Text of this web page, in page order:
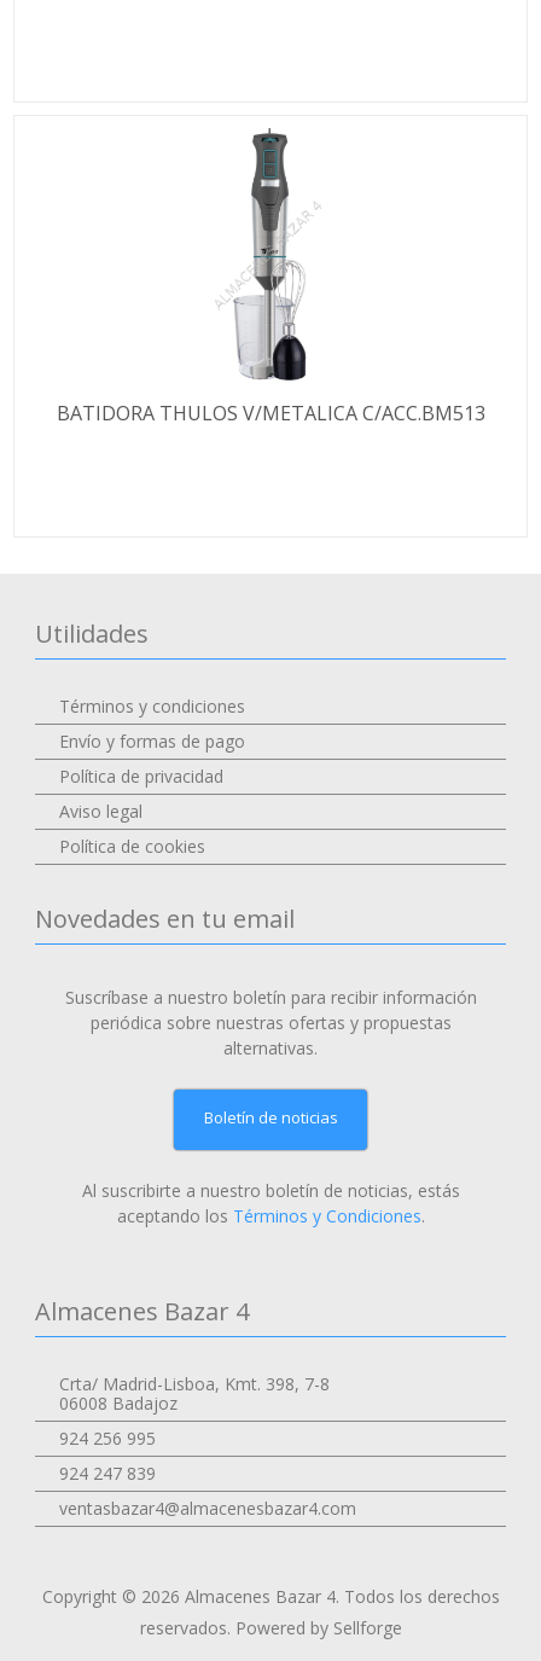
BATIDORA THULOS V/METALICA C/ACC.BM513
Utilidades
Términos y condiciones
Envío y formas de pago
Política de privacidad
Aviso legal
Política de cookies
Novedades en tu email
Suscríbase a nuestro boletín para recibir información
periódica sobre nuestras ofertas y propuestas
alternativas.
Boletín de noticias
Al suscribirte a nuestro boletín de noticias, estás
aceptando los Términos y Condiciones.
Almacenes Bazar 4
Crta/ Madrid-Lisboa, Kmt. 398, 7-8
06008 Badajoz
924 256 995
924 247 839
ventasbazar4@almacenesbazar4.com
Copyright © 2026 Almacenes Bazar 4. Todos los derechos
reservados. Powered by Sellforge